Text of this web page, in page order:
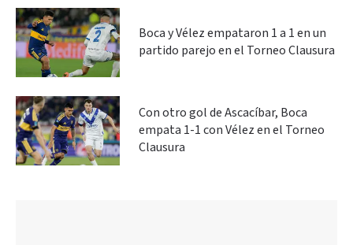
Boca y Vélez empataron 1 a 1 en un
partido parejo en el Torneo Clausura
Con otro gol de Ascacíbar, Boca
empata 1-1 con Vélez en el Torneo
Clausura